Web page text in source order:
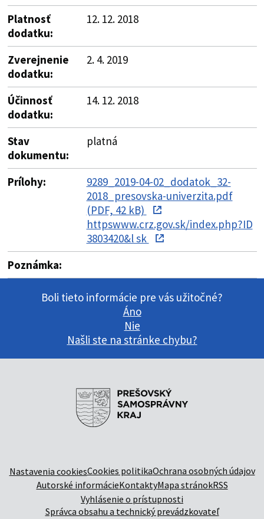
Platnosť
dodatku:
12. 12. 2018
Zverejnenie
dodatku:
2. 4. 2019
Účinnosť
dodatku:
14. 12. 2018
Stav
dokumentu:
platná
Prílohy:
9289_2019-04-02_dodatok_32-
2018_presovska-univerzita.pdf
(PDF, 42 kB)
httpswww.crz.gov.sk/index.php?ID
3803420&l sk
Poznámka:
Boli tieto informácie pre vás užitočné?
Áno
Nie
Našli ste na stránke chybu?
Nastavenia cookiesCookies politikaOchrana osobných údajov
Autorské informácieKontaktyMapa stránokRSS
Vyhlásenie o prístupnosti
Správca obsahu a technický prevádzkovateľ